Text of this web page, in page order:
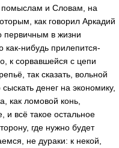
помыслам и Словам, на
как говорил Аркадий
первичным в жизни
как-нибудь прилепится-
к сорвавшейся с цепи
так сказать, вольной
денег на экономику,
как ломовой конь,
и всё такое остальное
где нужно будет
не дураки: к некой,